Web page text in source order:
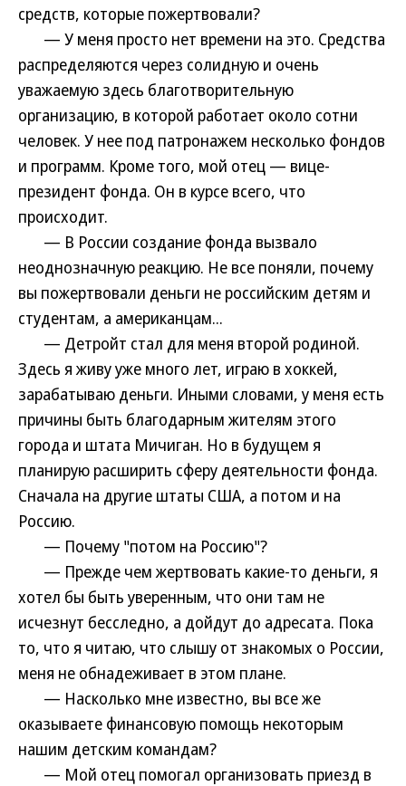
средств, которые пожертвовали?
— У меня просто нет времени на это. Средства
распределяются через солидную и очень
уважаемую здесь благотворительную
организацию, в которой работает около сотни
человек. У нее под патронажем несколько фондов
и программ. Кроме того, мой отец — вице-
президент фонда. Он в курсе всего, что
происходит.
— В России создание фонда вызвало
неоднозначную реакцию. Не все поняли, почему
вы пожертвовали деньги не российским детям и
студентам, а американцам...
— Детройт стал для меня второй родиной.
Здесь я живу уже много лет, играю в хоккей,
зарабатываю деньги. Иными словами, у меня есть
причины быть благодарным жителям этого
города и штата Мичиган. Но в будущем я
планирую расширить сферу деятельности фонда.
Сначала на другие штаты США, а потом и на
Россию.
— Почему "потом на Россию"?
— Прежде чем жертвовать какие-то деньги, я
хотел бы быть уверенным, что они там не
исчезнут бесследно, а дойдут до адресата. Пока
то, что я читаю, что слышу от знакомых о России,
меня не обнадеживает в этом плане.
— Насколько мне известно, вы все же
оказываете финансовую помощь некоторым
нашим детским командам?
— Мой отец помогал организовать приезд в